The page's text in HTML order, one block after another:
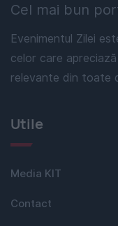
Cel mai bun
Evenimentul Zilei
celor care
relevante din toate
Utile
Media KIT
Contact